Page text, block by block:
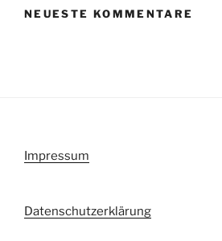
NEUESTE KOMMENTARE
Impressum
Datenschutzerklärung